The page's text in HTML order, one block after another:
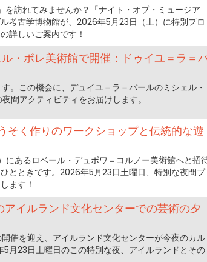
訪れてみませんか？「ナイト・オブ・ミュージア
考古学博物館が、2026年5月23日（土）に特別プロ
詳しいご案内です！
・ボレ美術館で開催：ドゥイユ＝ラ＝
。この機会に、デュイユ＝ラ＝バールのミシェル・
間アクティビティをお届けします。
そく作りのワークショップと伝統的な遊
にあるロベール・デュボワ＝コルノー美術館へと招
とときです。2026年5月23日土曜日、特別な夜間プ
ます！
イルランド文化センターでの芸術の夕
催を迎え、アイルランド文化センターが今夜のカル
月23日土曜日のこの特別な夜、アイルランドとその